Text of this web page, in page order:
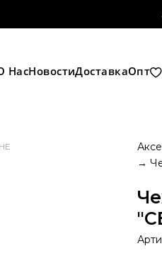
НасНовостиДоставкаОпт